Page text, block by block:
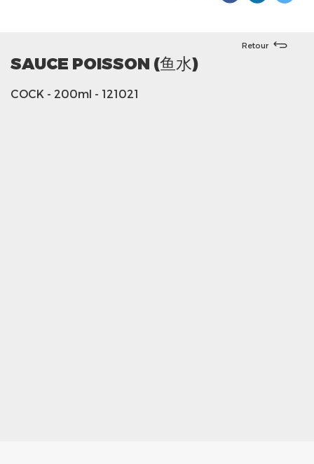
Retour
SAUCE POISSON (鱼水)
COCK - 200ml - 121021